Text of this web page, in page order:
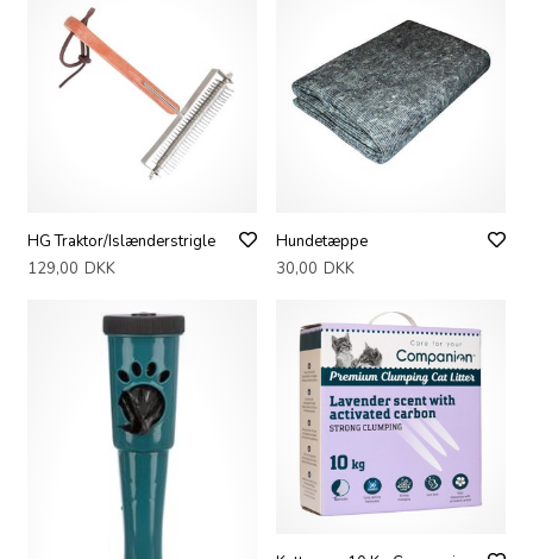
HG Traktor/Islænderstrigle
129,00 DKK
Hundetæppe
30,00 DKK